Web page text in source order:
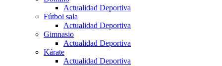
Actualidad Deportiva
Fútbol sala
Actualidad Deportiva
Gimnasio
Actualidad Deportiva
Kárate
Actualidad Deportiva